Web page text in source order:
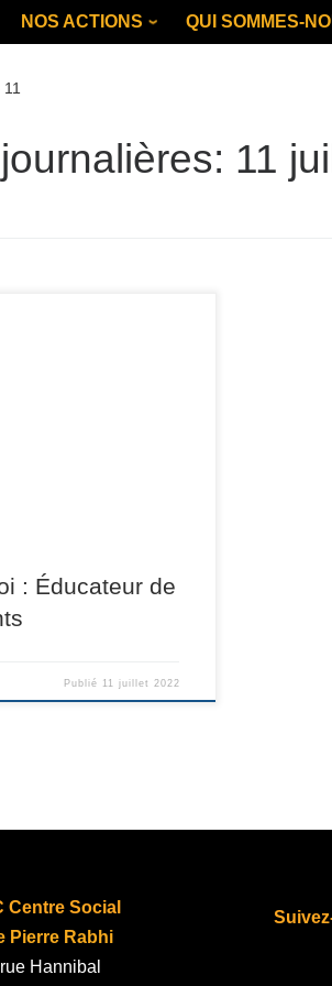
NOS ACTIONS QUI SOMMES-
11
11
: Éducateur de
Publié 11 juillet 2022
Centre Social
Pierre Rabhi
Hannibal